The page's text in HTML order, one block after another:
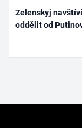
Zelenskyj
oddělit od